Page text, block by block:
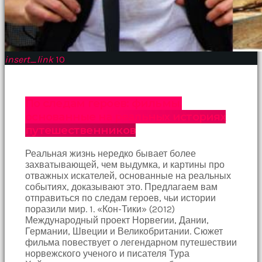
Bu
kadın
bir
süreliğine
ortadan
kaybolduğunda
aramaya
brazzers
banyoda
gördüğümde
memelerinin
fotoğrafını
selfie
çekerken
yakaladım
porno
insert_link 10
основанные на реальных историях
путешественников
Реальная жизнь нередко бывает более
захватывающей, чем выдумка, и картины про
отважных искателей, основанные на реальных
событиях, доказывают это. Предлагаем вам
отправиться по следам героев, чьи истории
поразили мир. 1. «Кон-Тики» (2012)
Международный проект Норвегии, Дании,
Германии, Швеции и Великобритании. Сюжет
фильма повествует о легендарном путешествии
норвежского ученого и писателя Тура